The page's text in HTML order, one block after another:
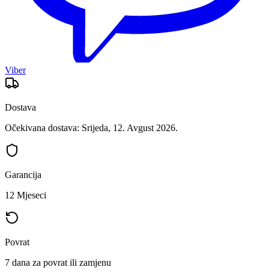
Viber
Dostava
Očekivana dostava: Srijeda, 12. Avgust 2026.
Garancija
12 Mjeseci
Povrat
7 dana za povrat ili zamjenu